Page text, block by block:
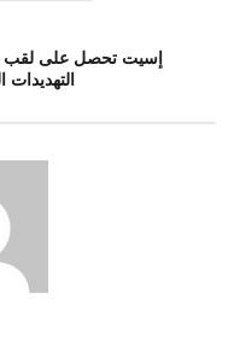
إسيت تحصل على لقب